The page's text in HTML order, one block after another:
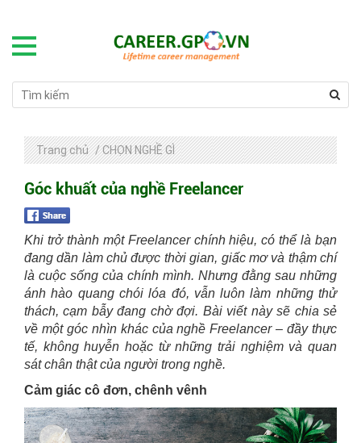
Trang chủ / CHỌN NGHỀ GÌ
Góc khuất của nghề Freelancer
Khi trở thành một Freelancer chính hiệu, có thể là bạn
đang dần làm chủ được thời gian, giấc mơ và thậm chí
là cuộc sống của chính mình. Nhưng đằng sau những
ánh hào quang chói lóa đó, vẫn luôn làm những thử
thách, cạm bẫy đang chờ đợi. Bài viết này sẽ chia sẻ
về một góc nhìn khác của nghề Freelancer – đầy thực
tế, không huyễn hoặc từ những trải nghiệm và quan
sát chân thật của người trong nghề.
Cảm giác cô đơn, chênh vênh